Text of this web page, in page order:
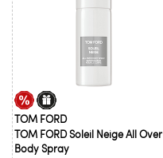
TOM FORD
TOM FORD Soleil Neige All Over
Body Spray